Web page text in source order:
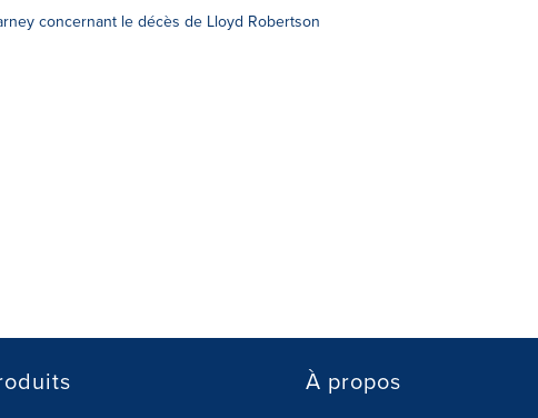
concernant le décès de Lloyd Robertson
À propos